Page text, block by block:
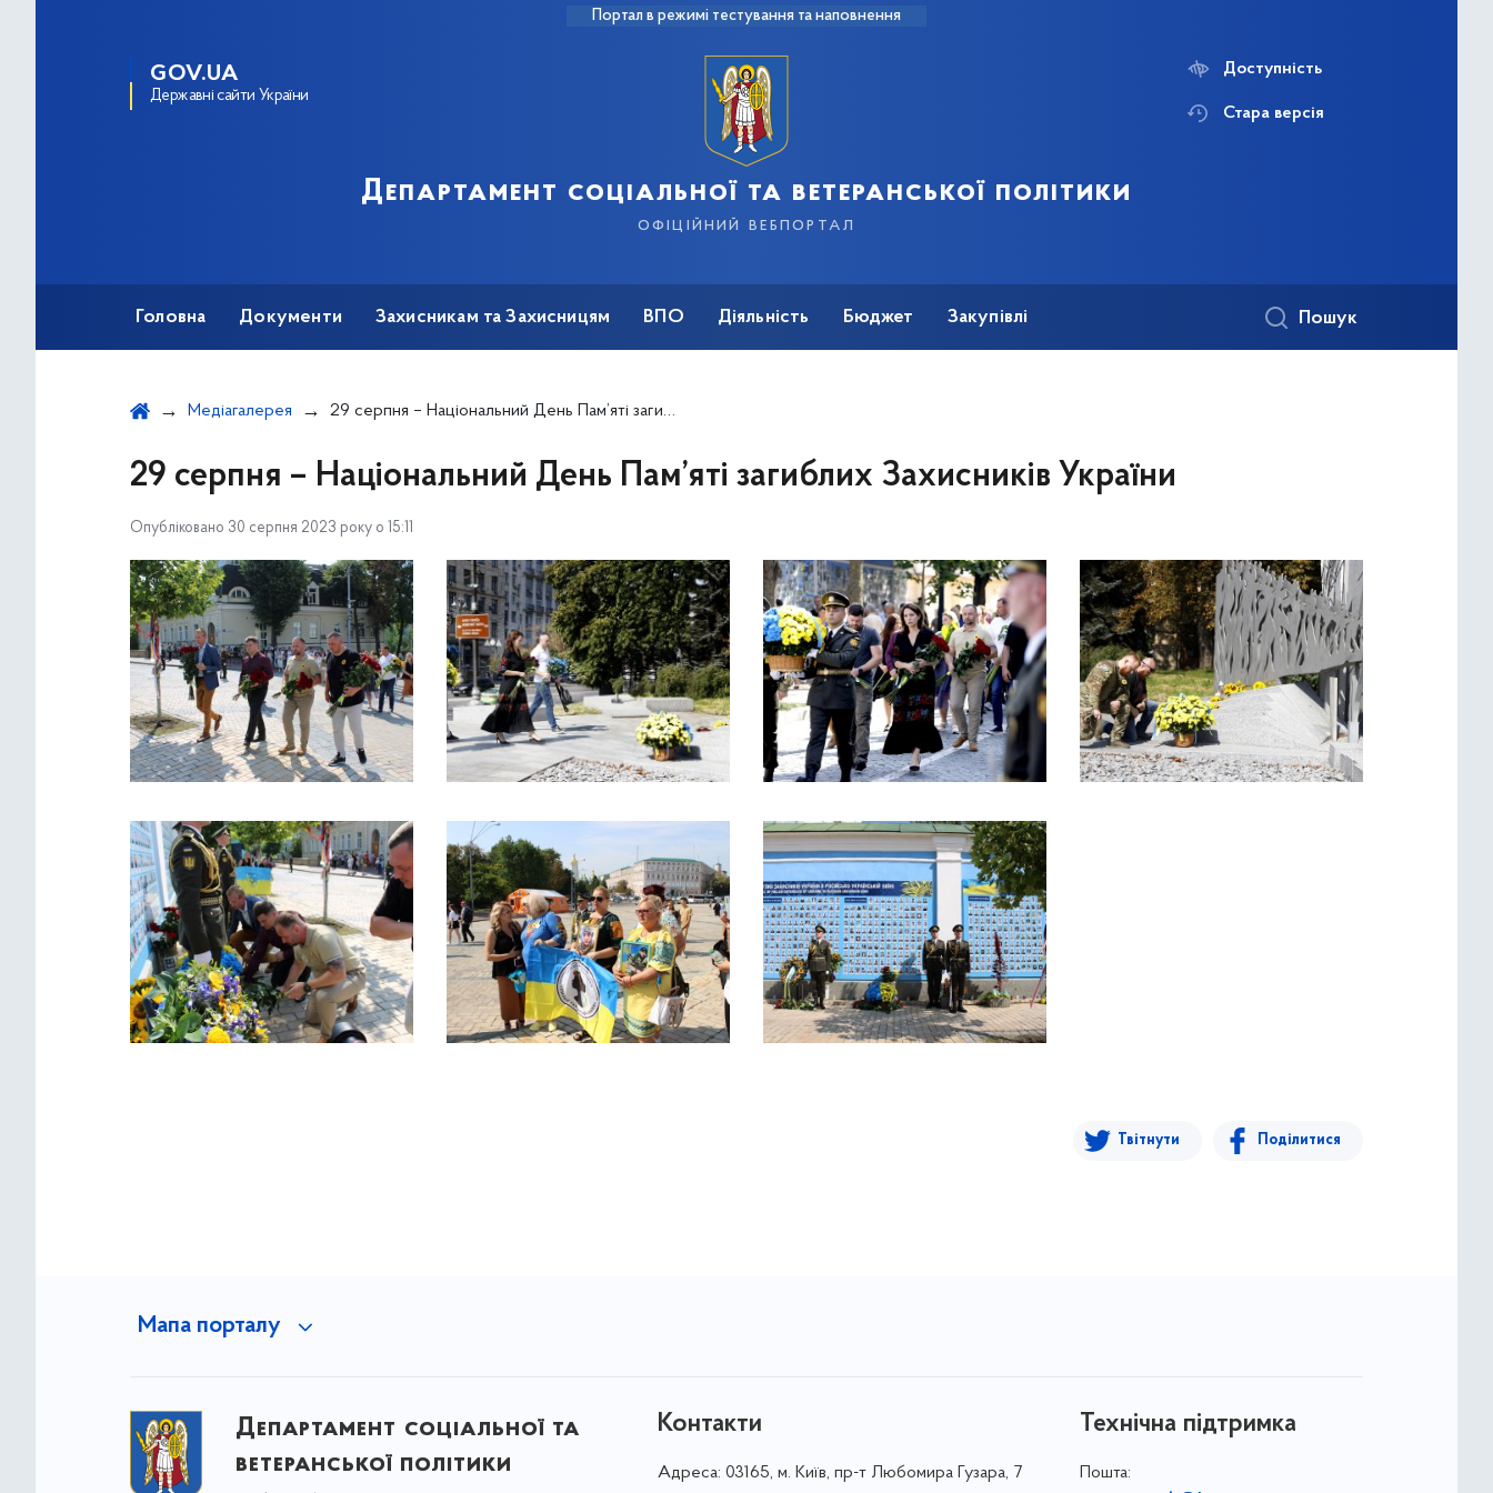
Портал в режимі тестування та наповнення
GOV.UA
Державні сайти України
Департамент соціальної та ветеранської політики
офіційний вебпортал
Доступність
Стара версія
Головна Документи Захисникам та Захисницям ВПО Діяльність Бюджет Закупівлі Пошук
Медіагалерея 29 серпня – Національний День Пам’яті загиблих Захисників України
29 серпня – Національний День Пам’яті загиблих Захисників України
Опубліковано 30 серпня 2023 року о 15:11
Твітнути Поділитися
Мапа порталу
Департамент соціальної та
ветеранської політики
Контакти
Адреса: 03165, м. Київ, пр-т Любомира Гузара, 7
Технічна підтримка
Пошта: